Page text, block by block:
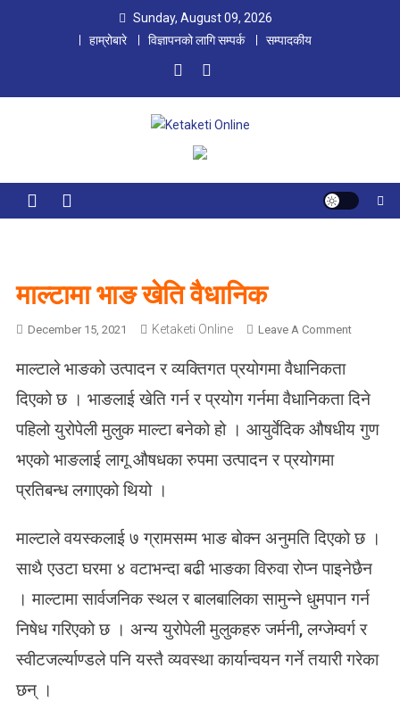
Sunday, August 09, 2026
हाम्रोबारे
विज्ञापनको लागि सम्पर्क सम्पादकीय
Ketaketi Online
First Nepali Online Magazine For Children
माल्टामा भाङ खेति वैधानिक
December 15, 2021 Ketaketi Online Leave A CommentO
ल्टा
भा
धा
क
माल्टाले भाङको उत्पादन र व्यक्तिगत प्रयोगमा वैधानिकता
दिएको छ । भाङलाई खेति गर्न र प्रयोग गर्नमा वैधानिकता दिने
पहिलो युरोपेली मुलुक माल्टा बनेको हो । आयुर्वेदिक औषधीय गुण
भएको भाङलाई लागू औषधका रुपमा उत्पादन र प्रयोगमा
प्रतिबन्ध लगाएको थियो ।
माल्टाले वयस्कलाई ७ ग्रामसम्म भाङ बोक्न अनुमति दिएको छ ।
साथै एउटा घरमा ४ वटाभन्दा बढी भाङका विरुवा रोप्न पाइनेछैन
। माल्टामा सार्वजनिक स्थल र बालबालिका सामुन्ने धुमपान गर्न
निषेध गरिएको छ । अन्य युरोपेली मुलुकहरु जर्मनी, लग्जेम्वर्ग र
स्वीटजर्ल्याण्डले पनि यस्तै व्यवस्था कार्यान्वयन गर्ने तयारी गरेका
छन् ।